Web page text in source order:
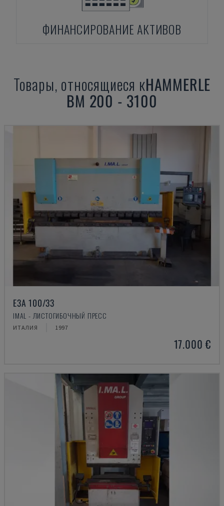
ФИНАНСИРОВАНИЕ АКТИВОВ
Товары, относящиеся кHAMMERLE
BM 200 - 3100
E3A 100/33
IMAL - ЛИСТОГИБОЧНЫЙ ПРЕСС
ИТАЛИЯ 1997
17.000 €